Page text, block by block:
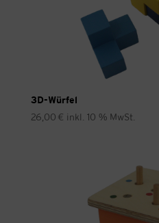
3D-Würfel
26,00 € inkl. 10 % MwSt.